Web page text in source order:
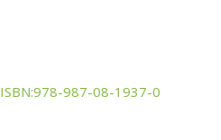
ISBN:978-987-08-1937-0